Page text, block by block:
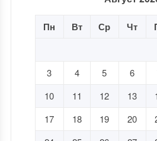
Пн Вт Ср Чт
3
4 5 6
10
11 12 13
17
18 19 20